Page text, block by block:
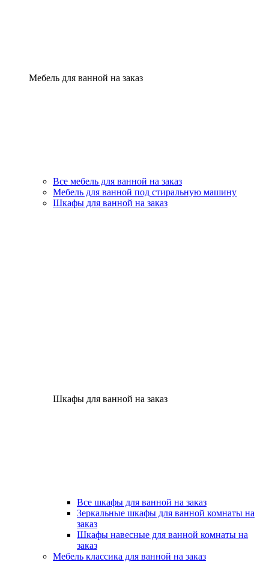
Мебель для ванной на заказ
Все мебель для ванной на заказ
Мебель для ванной под стиральную машину
Шкафы для ванной на заказ
Шкафы для ванной на заказ
Все шкафы для ванной на заказ
Зеркальные шкафы для ванной комнаты на
заказ
Шкафы навесные для ванной комнаты на
заказ
Мебель классика для ванной на заказ